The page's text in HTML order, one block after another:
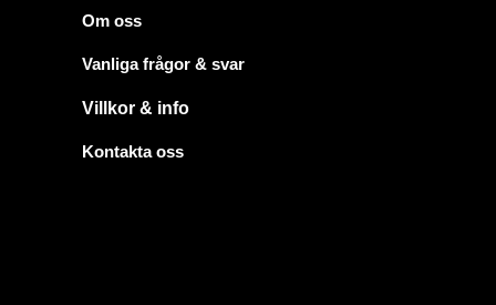
Om oss
Vanliga frågor & svar
Villkor & info
Kontakta oss